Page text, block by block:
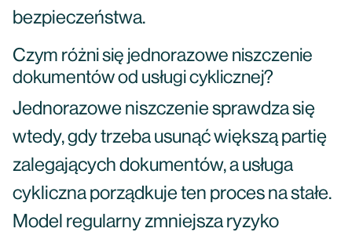
bezpieczeństwa.
Czym różni się jednorazowe niszczenie
dokumentów od usługi cyklicznej?
Jednorazowe niszczenie sprawdza się
wtedy, gdy trzeba usunąć większą partię
zalegających dokumentów, a usługa
cykliczna porządkuje ten proces na stałe.
Model regularny zmniejsza ryzyko